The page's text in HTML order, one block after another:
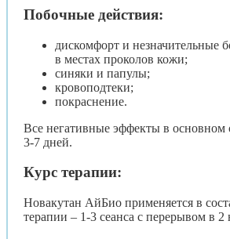
Побочные действия:
дискомфорт и незначительные
в местах проколов кожи;
синяки и папулы;
кровоподтеки;
покраснение.
Все негативные эффекты в основном
3-7 дней.
Курс терапии:
Новакутан АйБио применяется в
терапии – 1-3 сеанса с перерывом в 2